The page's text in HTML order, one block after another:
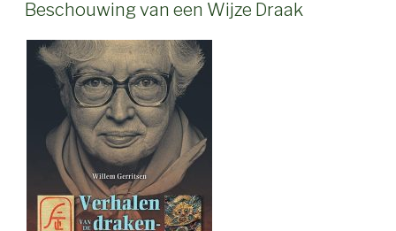
Beschouwing van een Wijze Draak